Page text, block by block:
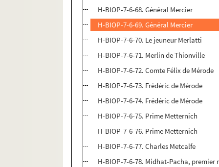
H-BIOP-7-6-68. Général Mercier
H-BIOP-7-6-69. Général Mercier
H-BIOP-7-6-70. Le jeuneur Merlatti
H-BIOP-7-6-71. Merlin de Thionville
H-BIOP-7-6-72. Comte Félix de Mérode
H-BIOP-7-6-73. Frédéric de Mérode
H-BIOP-7-6-74. Frédéric de Mérode
H-BIOP-7-6-75. Prime Metternich
H-BIOP-7-6-76. Prime Metternich
H-BIOP-7-6-77. Charles Metcalfe
H-BIOP-7-6-78. Midhat-Pacha, premier